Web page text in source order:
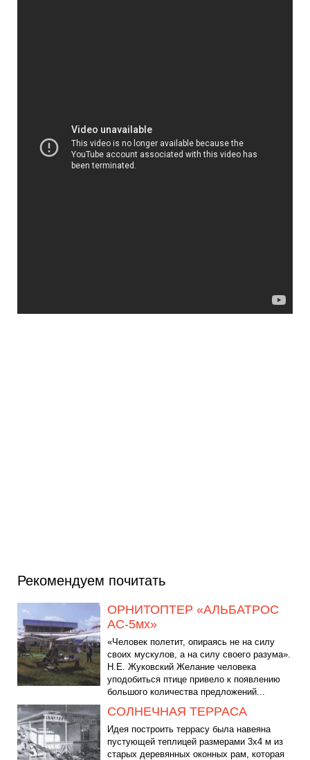
Рекомендуем почитать
ОРНИТОПТЕР «АЛЬБАТРОС
АС-5мх»
«Человек полетит, опираясь не на силу
своих мускулов, а на силу своего разума».
Н.Е. Жуковский Желание человека
уподобиться птице привело к появлению
большого количества предложений...
СОЛНЕЧНАЯ ТЕРРАСА
Идея построить террасу была навеяна
пустующей теплицей размерами 3x4 м из
старых деревянных оконных рам, которая